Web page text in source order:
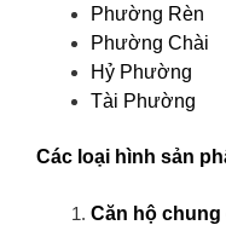
Phường Rèn
Phường Chài
Hỷ Phường
Tài Phường
Các loại hình sản
Căn hộ chung